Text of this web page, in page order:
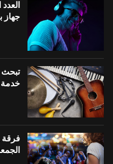
جهاز
تبحث
خدمة
فرقة
الجمعة في